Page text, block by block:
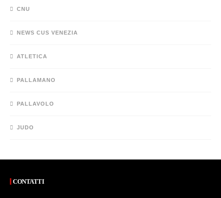
CNU
NEWS CUS VENEZIA
ATLETICA
PALLAMANO
PALLAVOLO
JUDO
CONTATTI